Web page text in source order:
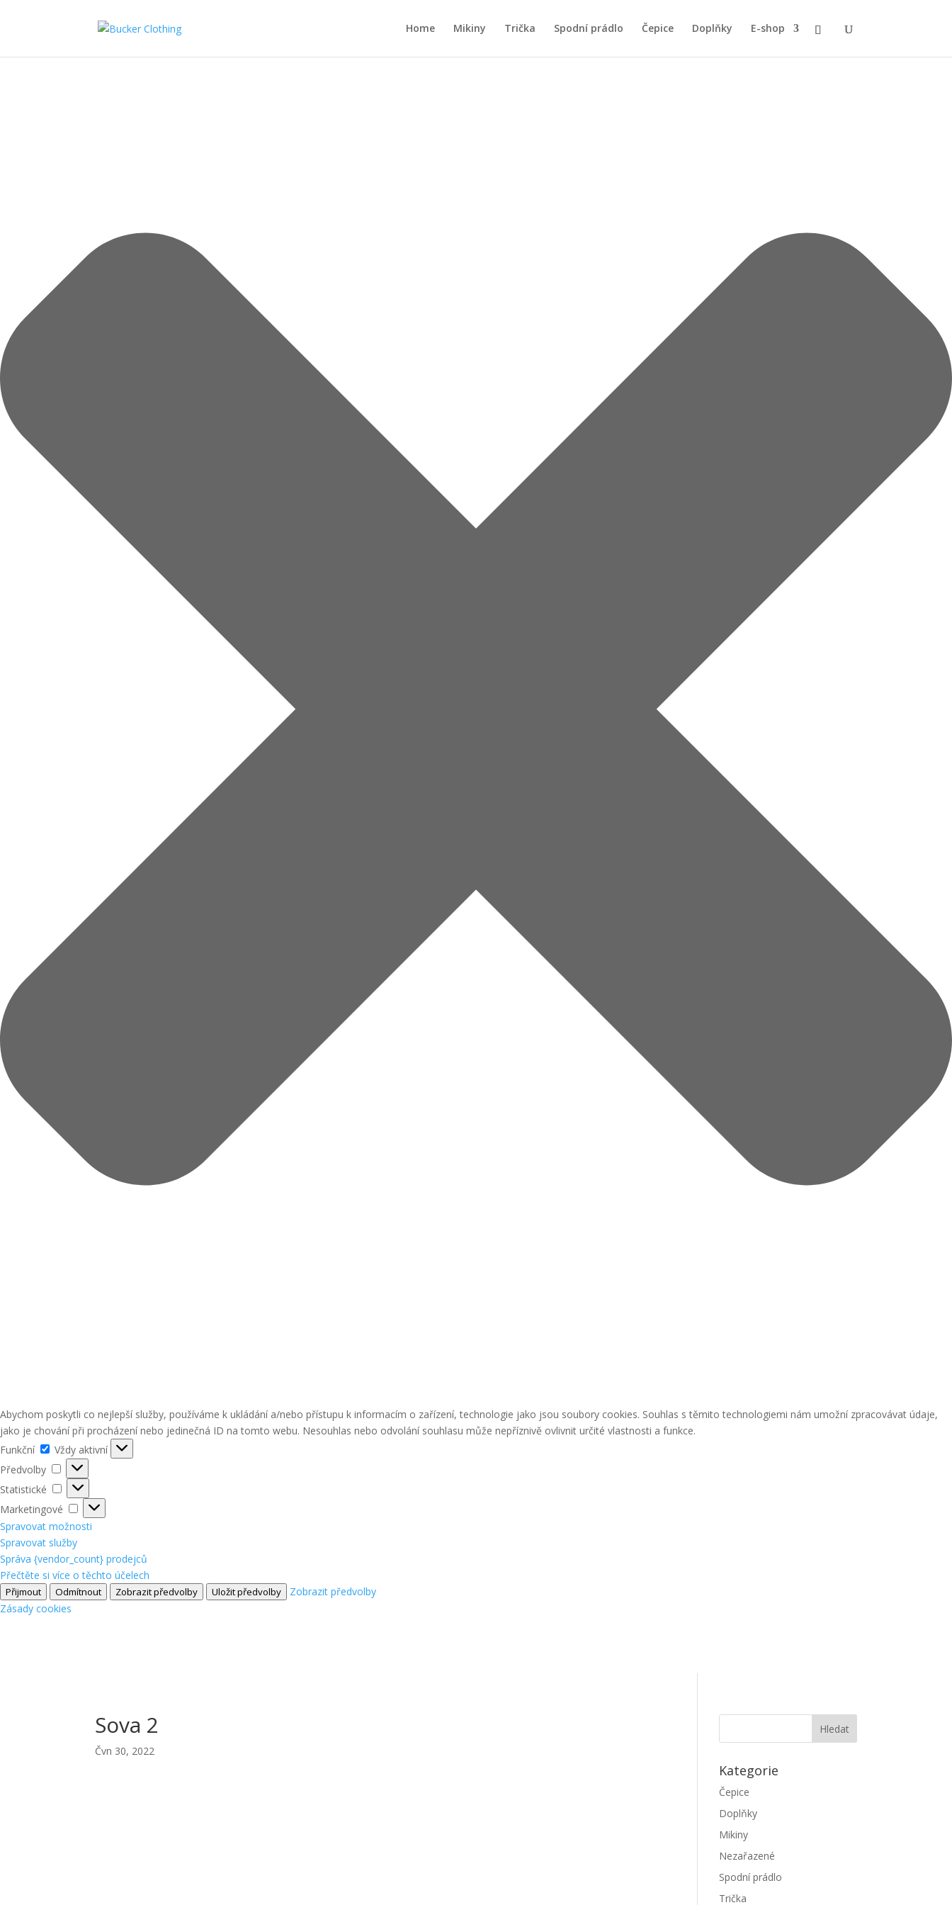
Abychom poskytli co nejlepší služby, používáme k ukládání a/nebo přístupu k informacím o zařízení, technologie jako jsou soubory cookies. Souhlas s těmito technologiemi nám umožní zpracovávat údaje,
jako je chování při procházení nebo jedinečná ID na tomto webu. Nesouhlas nebo odvolání souhlasu může nepříznivě ovlivnit určité vlastnosti a funkce.
Funkční
Funkční
Vždy aktivní
Předvolby
Předvolby
Statistické
Statistické
Marketingové
Marketingové
Spravovat možnosti
Spravovat služby
Správa {vendor_count} prodejců
Přečtěte si více o těchto účelech
Přijmout Odmítnout Zobrazit předvolby Uložit předvolby
Zobrazit předvolby
Zásady cookies
Home Mikiny Trička Spodní prádlo Čepice Doplňky E-shop
Sova 2
Čvn 30, 2022
Kategorie
Čepice
Doplňky
Mikiny
Nezařazené
Spodní prádlo
Trička